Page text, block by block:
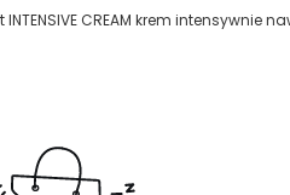
INTENSIVE CREAM krem